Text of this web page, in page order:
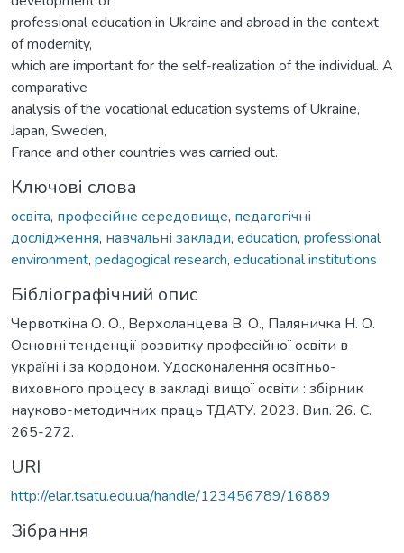
professional education in Ukraine and abroad in the context
of modernity,
which are important for the self-realization of the individual. A
comparative
analysis of the vocational education systems of Ukraine,
Japan, Sweden,
France and other countries was carried out.
Ключові слова
освіта, професійне середовище, педагогічні
дослідження, навчальні заклади, education, professional
environment, pedagogical research, educational institutions
Бібліографічний опис
Червоткіна О. О., Верхоланцева В. О., Паляничка Н. О.
Основні тенденції розвитку професійної освіти в
україні і за кордоном. Удосконалення освітньо-
виховного процесу в закладі вищої освіти : збірник
науково-методичних праць ТДАТУ. 2023. Вип. 26. С.
265-272.
URI
http://elar.tsatu.edu.ua/handle/123456789/16889
Зібрання